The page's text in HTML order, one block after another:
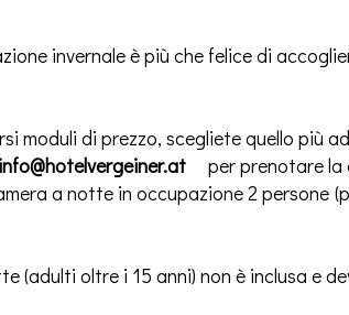
invernale è più che felice di
moduli di prezzo, scegliete quello più
info@hotelvergeiner.at
per prenotare
a notte in occupazione 2 persone
oltre i 15 anni) non è inclusa e